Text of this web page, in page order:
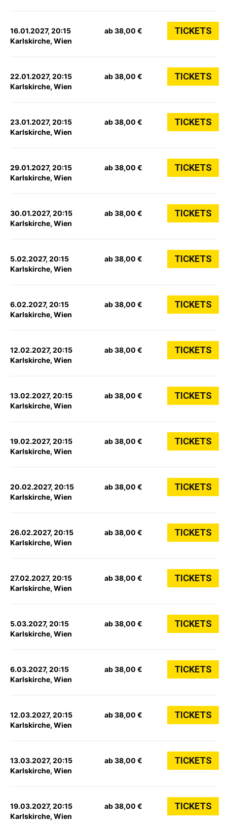
16.01.2027, 20:15
Karlskirche, Wien
ab 38,00 € TICKETS
22.01.2027, 20:15
Karlskirche, Wien
ab 38,00 € TICKETS
23.01.2027, 20:15
Karlskirche, Wien
ab 38,00 € TICKETS
29.01.2027, 20:15
Karlskirche, Wien
ab 38,00 € TICKETS
30.01.2027, 20:15
Karlskirche, Wien
ab 38,00 € TICKETS
5.02.2027, 20:15
Karlskirche, Wien
ab 38,00 € TICKETS
6.02.2027, 20:15
Karlskirche, Wien
ab 38,00 € TICKETS
12.02.2027, 20:15
Karlskirche, Wien
ab 38,00 € TICKETS
13.02.2027, 20:15
Karlskirche, Wien
ab 38,00 € TICKETS
19.02.2027, 20:15
Karlskirche, Wien
ab 38,00 € TICKETS
20.02.2027, 20:15
Karlskirche, Wien
ab 38,00 € TICKETS
26.02.2027, 20:15
Karlskirche, Wien
ab 38,00 € TICKETS
27.02.2027, 20:15
Karlskirche, Wien
ab 38,00 € TICKETS
5.03.2027, 20:15
Karlskirche, Wien
ab 38,00 € TICKETS
6.03.2027, 20:15
Karlskirche, Wien
ab 38,00 € TICKETS
12.03.2027, 20:15
Karlskirche, Wien
ab 38,00 € TICKETS
13.03.2027, 20:15
Karlskirche, Wien
ab 38,00 € TICKETS
19.03.2027, 20:15
Karlskirche, Wien
ab 38,00 € TICKETS